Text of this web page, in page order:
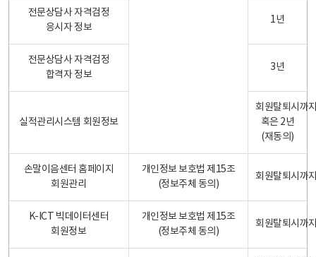
전문상담사 자격검정
응시자 정보
1년
전문상담사 자격검정
합격자 정보
3년
실적관리시스템 회원정보
회원탈퇴시까
혹은 2년
(재동의)
손말이음센터 홈페이지
회원관리
개인정보 보호법 제15조
(정보주체 동의)
회원탈퇴시까
K-ICT 빅데이터센터
회원정보
개인정보 보호법 제15조
(정보주체 동의)
회원탈퇴시까